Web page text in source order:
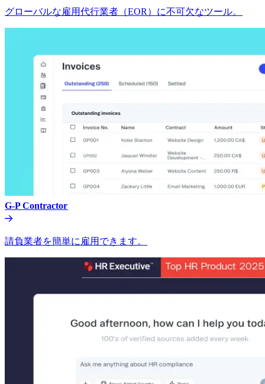
グローバルな雇用代行業者（EOR）に不可欠なツール。​​
G-P Contractor​​
請負業者を簡単に雇用できます。​​